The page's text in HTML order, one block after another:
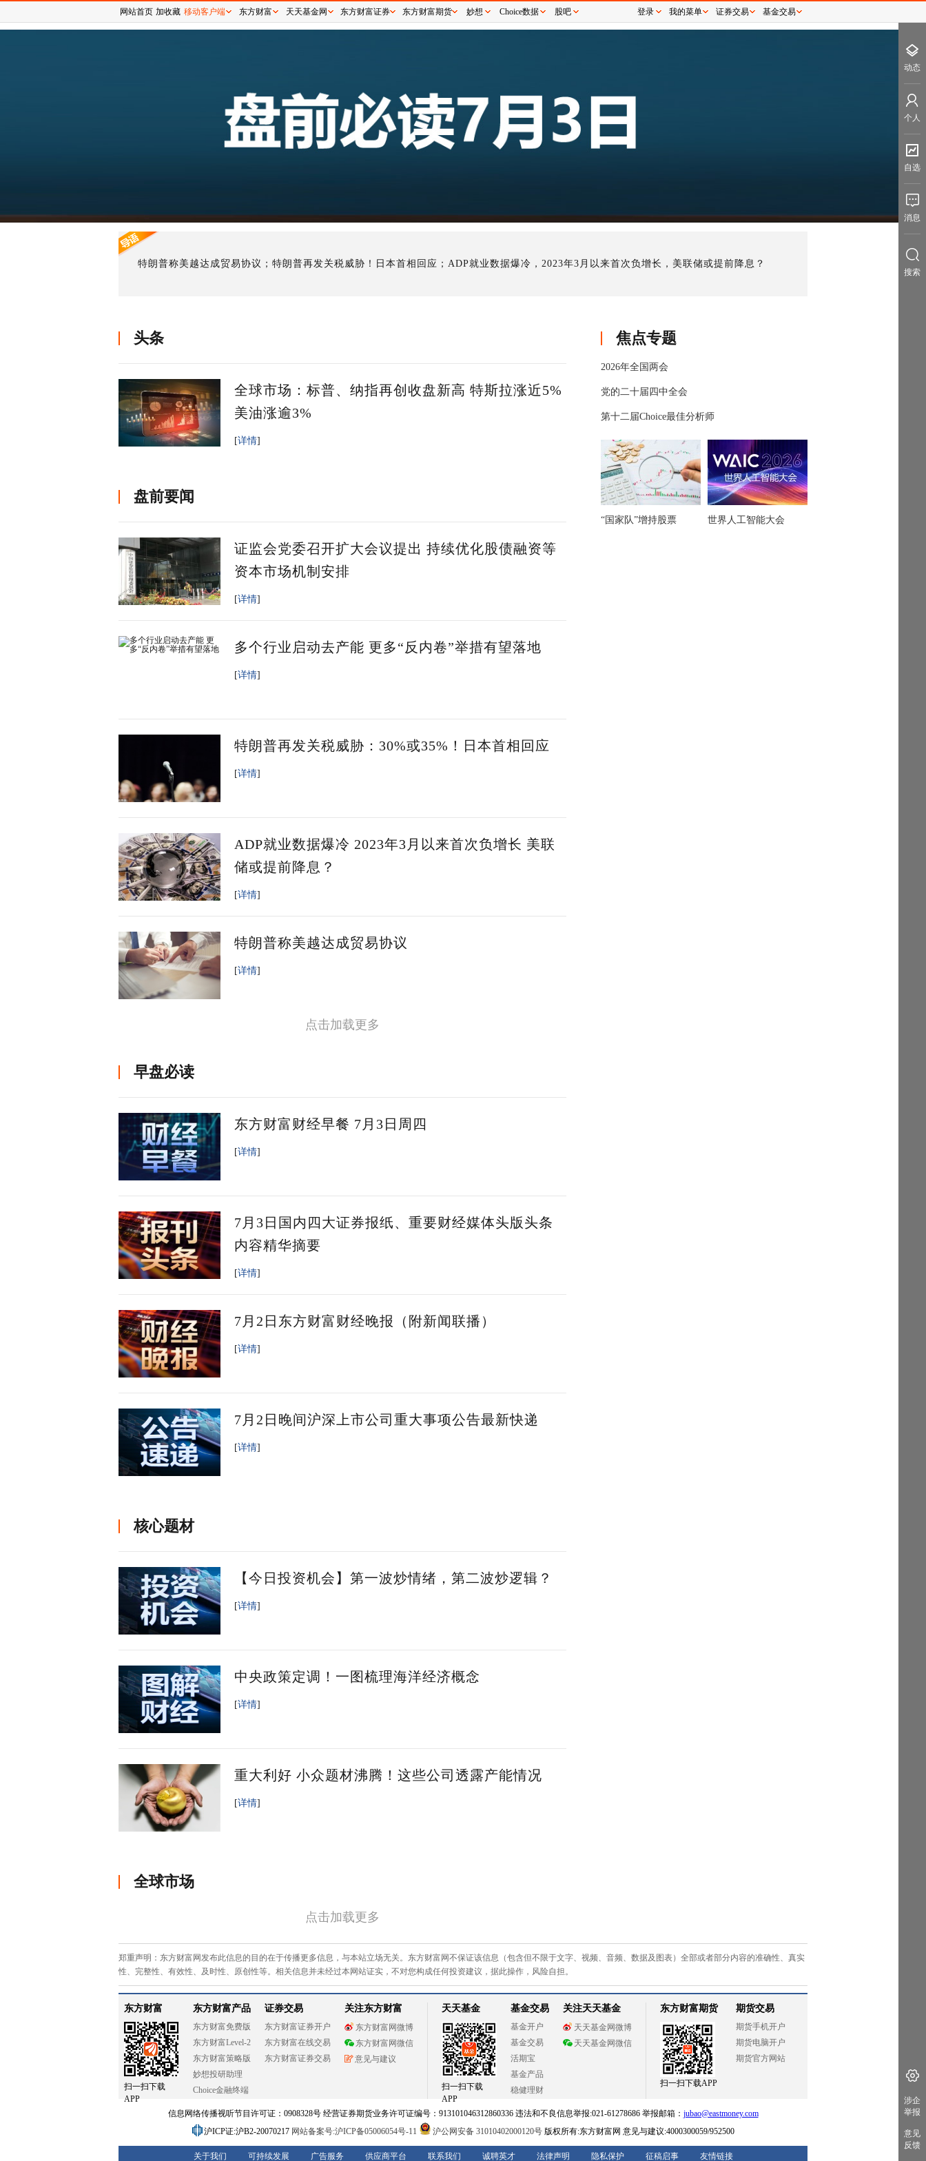
特朗普称美越达成贸易协议；特朗普再发关税威胁！日本首相回应；ADP就业数据爆冷，2023年3月以来首次负增长，美联储或提前降息？
头条
全球市场：标普、纳指再创收盘新高 特斯拉涨近5%
美油涨逾3%
[详情]
盘前要闻
证监会党委召开扩大会议提出 持续优化股债融资等
资本市场机制安排
[详情]
多个行业启动去产能 更多“反内卷”举措有望落地
[详情]
特朗普再发关税威胁：30%或35%！日本首相回应
[详情]
ADP就业数据爆冷 2023年3月以来首次负增长 美联
储或提前降息？
[详情]
特朗普称美越达成贸易协议
[详情]
点击加载更多
早盘必读
东方财富财经早餐 7月3日周四
[详情]
7月3日国内四大证券报纸、重要财经媒体头版头条
内容精华摘要
[详情]
7月2日东方财富财经晚报（附新闻联播）
[详情]
7月2日晚间沪深上市公司重大事项公告最新快递
[详情]
核心题材
【今日投资机会】第一波炒情绪，第二波炒逻辑？
[详情]
中央政策定调！一图梳理海洋经济概念
[详情]
重大利好 小众题材沸腾！这些公司透露产能情况
[详情]
全球市场
点击加载更多
焦点专题
2026年全国两会
党的二十届四中全会
第十二届Choice最佳分析师
“国家队”增持股票 世界人工智能大会
郑重声明：东方财富网发布此信息的目的在于传播更多信息，与本站立场无关。东方财富网不保证该信息（包含但不限于文字、视频、音频、数据及图表）全部或者部分内容的准确性、真实
性、完整性、有效性、及时性、原创性等。相关信息并未经过本网站证实，不对您构成任何投资建议，据此操作，风险自担。
网站首页 加收藏 移动客户端 东方财富 天天基金网 东方财富证券 东方财富期货 妙想 Choice数据 股吧 登录 我的菜单 证券交易 基金交易
动态
个人
自选
消息
搜索
涉企
举报
意见
反馈